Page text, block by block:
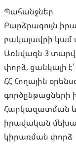
Պահանջներ
Բարձրագույն
բակալավրի
Առնվազն 3
փորձ, ցանկալի
ՀՀ Հողային
գործընթացների
Հարկազատման և
իրավական
կիրառման փորձ